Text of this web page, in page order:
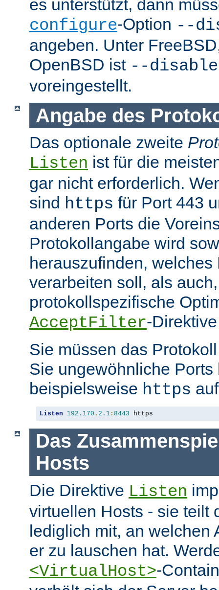
es unterstützt, dann
configure-Option --
angeben. Unter
OpenBSD ist --
voreingestellt.
Angabe des
Das optionale zweite
Listen ist für die
gar nicht erforderlich.
sind https für Port 443
anderen Ports die
Protokollangabe wird
herauszufinden, welches
verarbeiten soll, als
protokollspezifische
AcceptFilter-
Sie müssen das
Sie ungewöhnliche Ports
beispielsweise https
Listen 192.170 . 2.1 : 8443 https
Das
Hosts
Die Direktive Listen
virtuellen Hosts - sie teilt
lediglich mit, an welchen
er zu lauschen hat.
<VirtualHost>-